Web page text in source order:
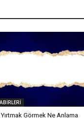
Görmek Ne Anlama